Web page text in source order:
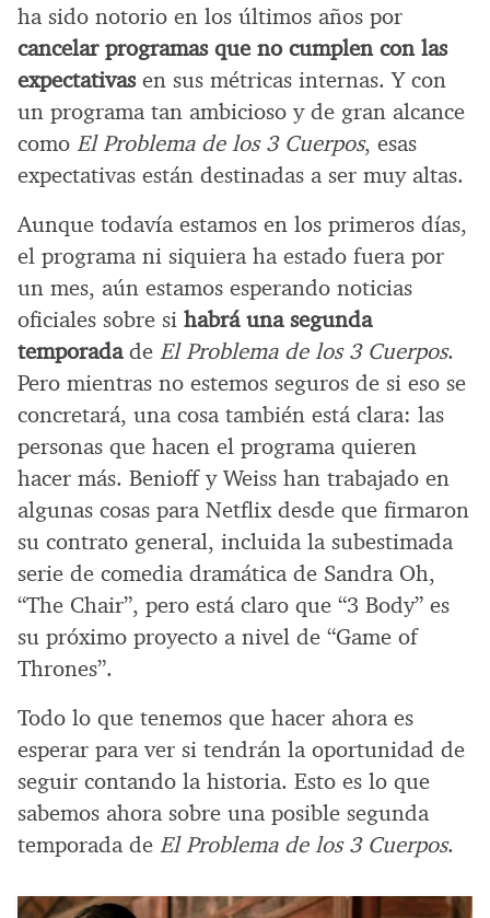
ha sido notorio en los últimos años por
cancelar programas que no cumplen con las
expectativasen sus métricas internas. Y con
un programa tan ambicioso y de gran alcance
como El Problema de los 3 Cuerpos, esas
expectativas están destinadas a ser muy altas.
Aunque todavía estamos en los primeros días,
el programa ni siquiera ha estado fuera por
un mes, aún estamos esperando noticias
oficiales sobre si habrá una segunda
temporadade El Problema de los 3 Cuerpos.
Pero mientras no estemos seguros de si eso se
concretará, una cosa también está clara: las
personas que hacen el programa quieren
hacer más. Benioff y Weiss han trabajado en
algunas cosas para Netflix desde que firmaron
su contrato general, incluida la subestimada
serie de comedia dramática de Sandra Oh,
“The Chair”, pero está claro que “3 Body” es
su próximo proyecto a nivel de “Game of
Thrones”.
Todo lo que tenemos que hacer ahora es
esperar para ver si tendrán la oportunidad de
seguir contando la historia. Esto es lo que
sabemos ahora sobre una posible segunda
temporada de El Problema de los 3 Cuerpos.